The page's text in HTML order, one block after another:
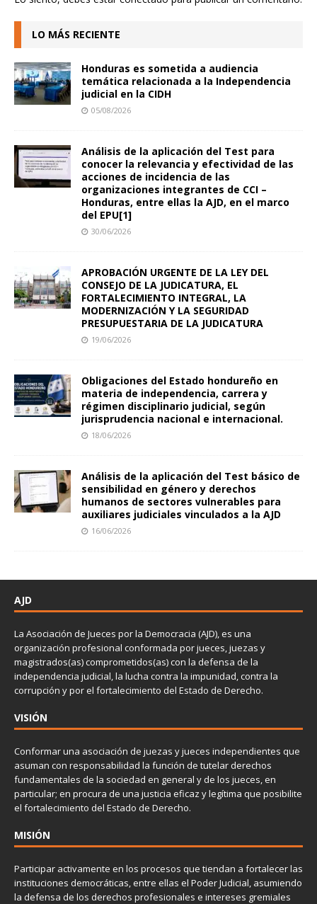
LO MÁS RECIENTE
Honduras es sometida a audiencia
temática relacionada a la Independencia
judicial en la CIDH
05/08/2026
Análisis de la aplicación del Test para
conocer la relevancia y efectividad de las
acciones de incidencia de las
organizaciones integrantes de CCI –
Honduras, entre ellas la AJD, en el marco
del EPU[1]
30/06/2026
APROBACIÓN URGENTE DE LA LEY DEL
CONSEJO DE LA JUDICATURA, EL
FORTALECIMIENTO INTEGRAL, LA
MODERNIZACIÓN Y LA SEGURIDAD
PRESUPUESTARIA DE LA JUDICATURA
19/06/2026
Obligaciones del Estado hondureño en
materia de independencia, carrera y
régimen disciplinario judicial, según
jurisprudencia nacional e internacional.
18/06/2026
Análisis de la aplicación del Test básico de
sensibilidad en género y derechos
humanos de sectores vulnerables para
auxiliares judiciales vinculados a la AJD
16/06/2026
AJD
La Asociación de Jueces por la Democracia (AJD), es una
organización profesional conformada por jueces, juezas y
magistrados(as) comprometidos(as) con la defensa de la
independencia judicial, la lucha contra la impunidad, contra la
corrupción y por el fortalecimiento del Estado de Derecho.
VISIÓN
Conformar una asociación de juezas y jueces independientes que
asuman con responsabilidad la función de tutelar derechos
fundamentales de la sociedad en general y de los jueces, en
particular; en procura de una justicia eficaz y legítima que posibilite
el fortalecimiento del Estado de Derecho.
MISIÓN
Participar activamente en los procesos que tiendan a fortalecer las
instituciones democráticas, entre ellas el Poder Judicial, asumiendo
la defensa de los derechos profesionales e intereses gremiales